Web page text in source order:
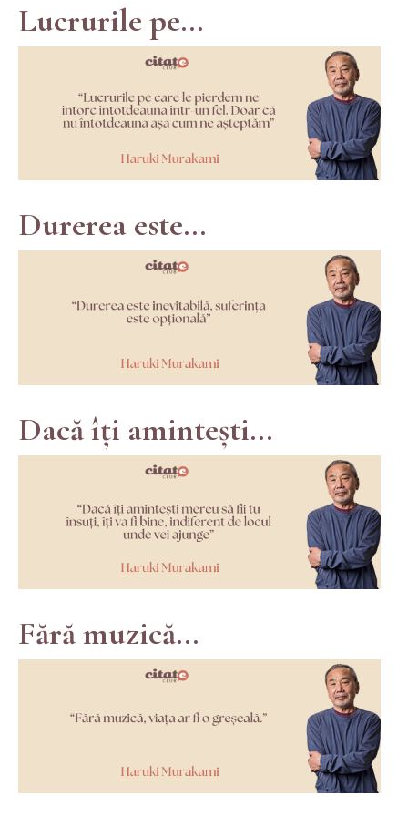
Lucrurile pe...
Durerea este...
Dacă îți amintești...
Fără muzică...